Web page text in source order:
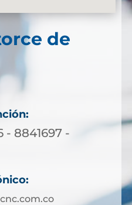
de
- 8841697 -